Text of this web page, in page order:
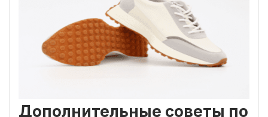
Дополнительные советы по